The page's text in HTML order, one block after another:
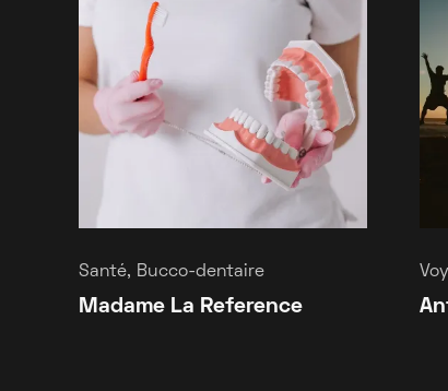
Santé, Bucco-dentaire
Madame La Reference